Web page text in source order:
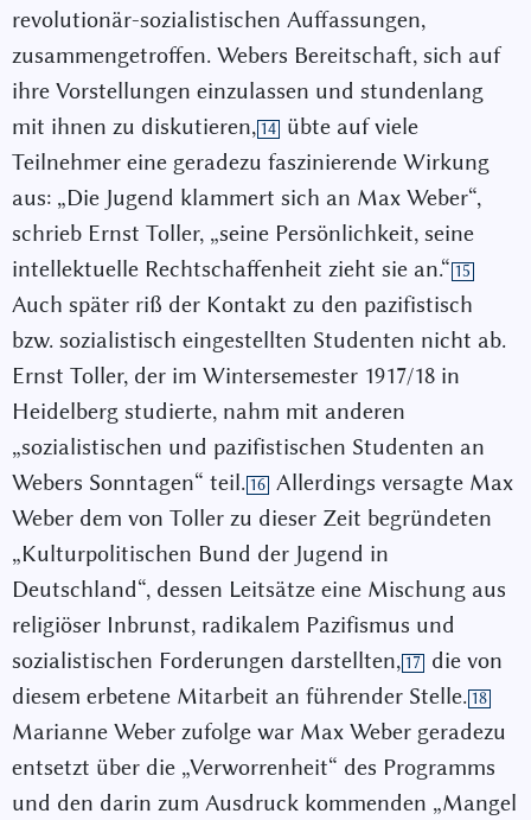
revolutionär-sozialistischen Auffassungen,
zusammengetroffen. Webers Bereitschaft, sich auf
ihre Vorstellungen einzulassen und stundenlang
mit ihnen zu diskutieren, 14 übte auf viele
Teilnehmer eine geradezu faszinierende Wirkung
aus: „Die Jugend klammert sich an Max Weber“,
schrieb Ernst Toller, „seine Persönlichkeit, seine
intellektuelle Rechtschaffenheit zieht sie an.“ 15
Auch später riß der Kontakt zu den pazifistisch
bzw. sozialistisch eingestellten Studenten nicht ab.
Ernst Toller, der im Wintersemester 1917/18 in
Heidelberg studierte, nahm mit anderen
„sozialistischen und pazifistischen Studenten an
Webers Sonntagen“ teil. 16 Allerdings versagte Max
Weber dem von Toller zu dieser Zeit begründeten
„Kulturpolitischen Bund der Jugend in
Deutschland“, dessen Leitsätze eine Mischung aus
religiöser Inbrunst, radikalem Pazifismus und
sozialistischen Forderungen darstellten, 17 die von
diesem erbetene Mitarbeit an führender Stelle. 18
Marianne Weber zufolge war Max Weber geradezu
entsetzt über die „Verworrenheit“ des Programms
und den darin zum Ausdruck kommenden „Mangel